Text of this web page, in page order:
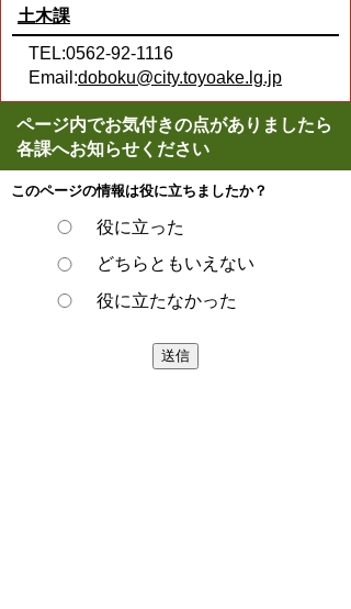
土木課
TEL:0562-92-1116
Email:doboku@city.toyoake.lg.jp
ページ内でお気付きの点がありましたら
各課へお知らせください
このページの情報は役に立ちましたか？
役に立った
どちらともいえない
役に立たなかった